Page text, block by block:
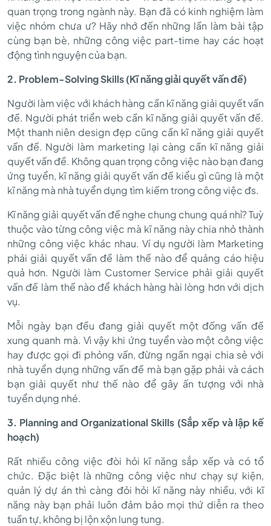
quan trọng trong ngành này. Bạn đã có kinh nghiệm làm
việc nhóm chưa ư? Hãy nhớ đến những lần làm bài tập
cùng bạn bè, những công việc part-time hay các hoạt
động tình nguyện của bạn.
2. Problem-Solving Skills (Kĩ năng giải quyết vấn đề)
Người làm việc với khách hàng cần kĩ năng giải quyết vấn
đề. Người phát triển web cần kĩ năng giải quyết vấn đề.
Một thanh niên design đẹp cũng cần kĩ năng giải quyết
vấn đề. Người làm marketing lại càng cần kĩ năng giải
quyết vấn đề. Không quan trọng công việc nào bạn đang
ứng tuyển, kĩ năng giải quyết vấn đề kiểu gì cũng là một
kĩ năng mà nhà tuyển dụng tìm kiếm trong công việc đs.
Kĩ năng giải quyết vấn đề nghe chung chung quá nhỉ? Tuỳ
thuộc vào từng công việc mà kĩ năng này chia nhỏ thành
những công việc khác nhau. Ví dụ người làm Marketing
phải giải quyết vấn đề làm thế nào để quảng cáo hiệu
quả hơn. Người làm Customer Service phải giải quyết
vấn đề làm thế nào để khách hàng hài lòng hơn với dịch
vụ.
Mỗi ngày bạn đều đang giải quyết một đống vấn đề
xung quanh mà. Vì vậy khi ứng tuyển vào một công việc
hay được gọi đi phỏng vấn, đừng ngần ngại chia sẻ với
nhà tuyển dụng những vấn đề mà bạn gặp phải và cách
bạn giải quyết như thế nào để gây ấn tượng với nhà
tuyển dụng nhé.
3. Planning and Organizational Skills (Sắp xếp và lập kế
hoạch)
Rất nhiều công việc đòi hỏi kĩ năng sắp xếp và có tổ
chức. Đặc biệt là những công việc như chạy sự kiện,
quản lý dự án thì càng đỏi hỏi kĩ năng này nhiều, với kĩ
năng này bạn phải luôn đảm bảo mọi thứ diễn ra theo
tuần tự, không bị lộn xộn lung tung.